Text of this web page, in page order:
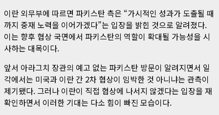
이란 외무부에 따르면 파키스탄 측은 “가시적인 성과가 도출될 때
까지 중재 노력을 이어가겠다”는 입장을 밝힌 것으로 알려졌다.
이는 향후 협상 국면에서 파키스탄의 역할이 확대될 가능성을 시
사하는 대목이다.
앞서 아라그치 장관의 예고 없는 파키스탄 방문이 알려지면서 일
각에서는 미국과 이란 간 2차 협상이 임박한 것 아니냐는 관측이
제기됐다. 그러나 이란이 직접 협상에 나서지 않겠다는 입장을 재
확인하면서 이러한 기대는 다소 힘이 빠진 모습이다.